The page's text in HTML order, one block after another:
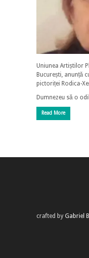
Uniunea Artiștilor
București, anunță
pictoriței Rodica-
Dumnezeu să o
Read More
crafted by Gabriel